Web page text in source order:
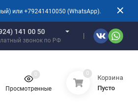
или +79241410050 (WhatsApp).
141 00 50
звонок по РФ
Просмотренные
0 0
Корзина
Пусто